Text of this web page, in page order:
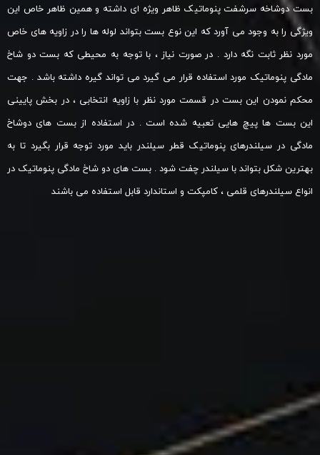
بست دوشاخه سرشفت پنوماتیک ظاهر ویژه ای داشته و همین ظاهر خاص این
ویژگی را به وجود می آورد که این نوع بست بتواند لوله ها را در زاویه های خاص
مورد نظر ثابت نگه دارد . در صورت نیاز ، با توجه به محیطی که بست دو شاخ
مادگی پنوماتیک مورد استفاده قرار می گیرد می تواند گیره داشته باشد . جهت
محکم نمودن این بست در قسمت مورد نظر با زاویه انتخابی ، در بخش پایینی
این بست ها پیچ هایی تعبیه شده است . در استفاده از بست های دوشاخ
مادگی در سیلندرهای پنوماتیک قطر سیلندر باید مورد توجه قرار بگیرد تا به
بهترین شکل بتواند با سیلندر چفت شود . بست های دو شاخ مادگی پنوماتیک در
انواع سیلندرهای قلمی ، کامپکت و استاندارد قابل استفاده می باشند